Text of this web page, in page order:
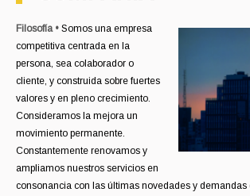
Filosofía • Somos una empresa
competitiva centrada en la
persona, sea colaborador o
cliente, y construida sobre fuertes
valores y en pleno crecimiento.
Consideramos la mejora un
movimiento permanente.
Constantemente renovamos y
ampliamos nuestros servicios en
consonancia con las últimas novedades y demandas